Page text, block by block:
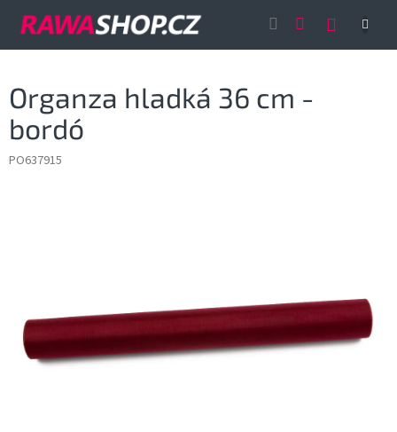
Organza hladká 36 cm -
bordó
PO637915